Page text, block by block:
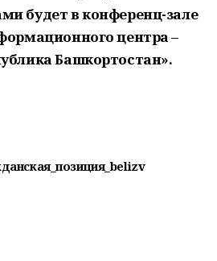
будет в конференц-зале
центра –
Башкортостан».